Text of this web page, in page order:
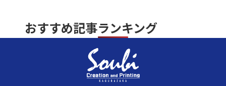
おすすめ記事ランキング